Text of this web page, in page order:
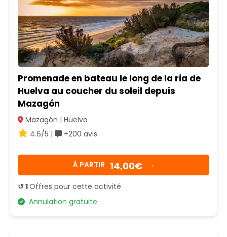
Promenade en bateau le long de la ria de
Huelva au coucher du soleil depuis
Mazagón
Mazagón | Huelva
4.6/5 |
+200 avis
Á PARTIR 14,00€ →
↺ 1Offres pour cette activité
Annulation gratuite